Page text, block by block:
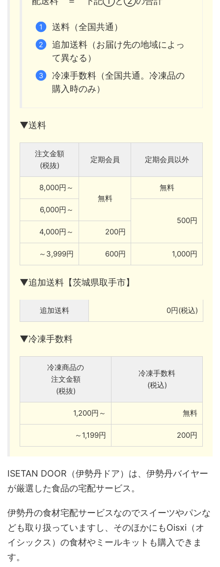
送料（全国共通）
追加送料（お届け先の地域によっ
て異なる）
冷凍手数料（全国共通。冷凍品の
購入時のみ）
▼送料
注文金額
(税抜)
定期会員 定期会員以外
8,000円～
無料
無料
6,000円～
500円
4,000円～
200円
～3,999円 600円 1,000円
▼追加送料【茨城県取手市】
追加送料 0円(税込)
▼冷凍手数料
冷凍商品の
注文金額
(税抜)
冷凍手数料
(税込)
1,200円～ 無料
～1,199円 200円
ISETAN DOOR（伊勢丹ドア）は、伊勢丹バイヤー
が厳選した食品の宅配サービス。
伊勢丹の食材宅配サービスなのでスイーツやパンな
ども取り扱っていますし、そのほかにもOisxi（オ
イシックス）の食材やミールキットも購入できま
す。